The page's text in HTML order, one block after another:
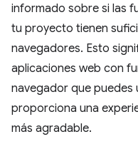
informado sobre si las
tu proyecto tienen
navegadores. Esto
aplicaciones web con
navegador que puedes
proporciona una
más agradable.